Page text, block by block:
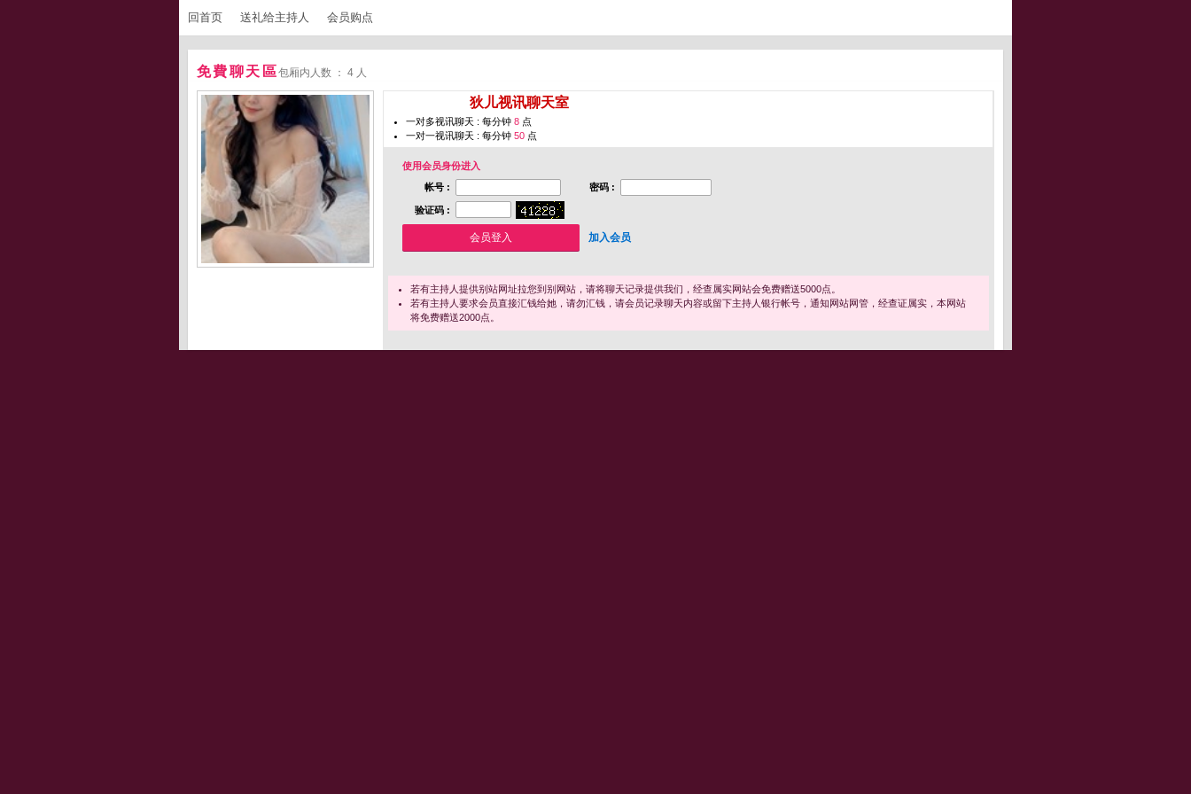
回首页 送礼给主持人 会员购点
免費聊天區包厢内人数 ： 4 人
狄儿视讯聊天室
一对多视讯聊天 : 每分钟 8 点
一对一视讯聊天 : 每分钟 50 点
使用会员身份进入
帐号 :
密码 :
验证码 :
加入会员
若有主持人提供别站网址拉您到别网站，请将聊天记录提供我们，经查属实网站会免费赠送5000点。
若有主持人要求会员直接汇钱给她，请勿汇钱，请会员记录聊天内容或留下主持人银行帐号，通知网站网管，经查证属实，本网站
将免费赠送2000点。